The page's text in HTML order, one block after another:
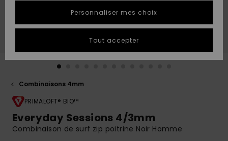
tailles
obtenir la
plus rapide
question.
Démarrer
Combinaisons 4mm
PRIMALOFT® BIO™
Everyday Sessions 4/3mm
Combinaison de surf zip poitrine Noir Homme
Personnaliser mes choix
Tout accepter